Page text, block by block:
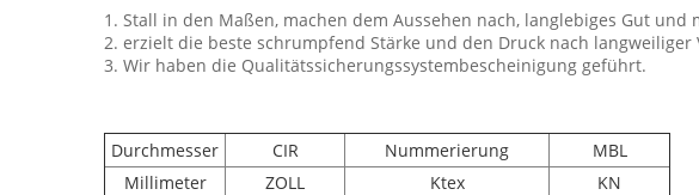
1. Stall in den Maßen, machen dem Aussehen nach, langlebiges Gut
2. erzielt die beste schrumpfend Stärke und den Druck nach langweiliger
3. Wir haben die Qualitätssicherungssystembescheinigung geführt.
Durchmesser CIR Nummerierung
MBL
Millimeter
ZOLL Ktex
KN